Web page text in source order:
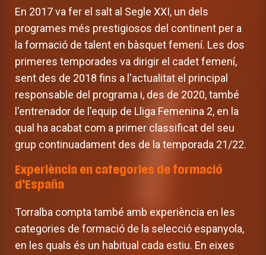
En 2017 va fer el salt al Segle XXI, un dels
programes més prestigiosos del continent per a
la formació de talent en bàsquet femení. Les dos
primeres temporades va dirigir el cadet femení,
sent des de 2018 fins a l'actualitat el principal
responsable del programa i, des de 2020, també
l'entrenador de l'equip de Lliga Femenina 2, en la
qual ha acabat com a primer classificat del seu
grup continuadament des de la temporada 21/22.
Experiència en categories de formació
d'España
Torralba compta també amb experiència en les
categories de formació de la selecció espanyola,
en les quals és un habitual cada estiu. En eixes